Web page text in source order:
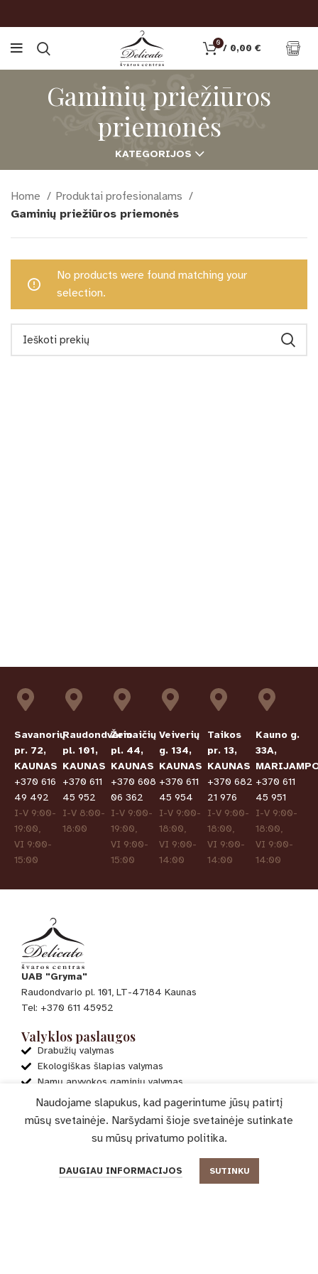
0 / 0,00 €
Gaminių priežiūros
priemonės
KATEGORIJOS
Home
Produktai profesionalams
Gaminių priežiūros priemonės
No products were found matching your
selection.
Savanorių
pr. 72,
KAUNAS
+370 616
49 492
I-V 9:00-
19:00,
VI 9:00-
15:00
Raudondvario
pl. 101,
KAUNAS
+370 611
45 952
I-V 8:00-
18:00
Žemaičių
pl. 44,
KAUNAS
+370 608
06 362
I-V 9:00-
19:00,
VI 9:00-
15:00
Veiverių
g. 134,
KAUNAS
+370 611
45 954
I-V 9:00-
18:00,
VI 9:00-
14:00
Taikos
pr. 13,
KAUNAS
+370 682
21 976
I-V 9:00-
18:00,
VI 9:00-
14:00
Kauno g.
33A,
+370 611
45 951
I-V 9:00-
18:00,
VI 9:00-
14:00
UAB "Gryma"
Raudondvario pl. 101, LT-47184 Kaunas
Tel: +370 611 45952
Valyklos paslaugos
Drabužių valymas
Ekologiškas šlapias valymas
Namų apyvokos gaminių valymas
Aksesuarų valymas
Kilimų valymas
Kitos paslaugos
Mano paskyra
Naudojame slapukus, kad pagerintume jūsų patirtį
mūsų svetainėje. Naršydami šioje svetainėje sutinkate
su mūsų privatumo politika.
DAUGIAU INFORMACIJOS SUTINKU
Krepšelis